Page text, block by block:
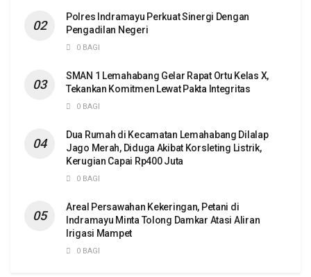
Polres Indramayu Perkuat Sinergi Dengan
Pengadilan Negeri
0 BAGI
SMAN 1 Lemahabang Gelar Rapat Ortu Kelas X,
Tekankan Komitmen Lewat Pakta Integritas
0 BAGI
Dua Rumah di Kecamatan Lemahabang Dilalap
Jago Merah, Diduga Akibat Korsleting Listrik,
Kerugian Capai Rp400 Juta
0 BAGI
Areal Persawahan Kekeringan, Petani di
Indramayu Minta Tolong Damkar Atasi Aliran
Irigasi Mampet
0 BAGI